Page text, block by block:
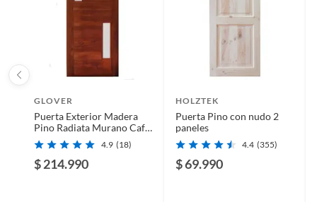
Complementa tu proyecto
interior y cerraduras de pomo. Las bisagras te asegurarán
puertas de interior te ofrecen una amplia variedad de
necesidades. Y las cerraduras de pomo, te darán la
estos elementos esenciales para un acabado profesional.
GLOVER
Puerta Exterior Madera
Pino Radiata Murano Café
Claro
4.9 (18)
$ 214.990
HOLZTEK
Puerta Pino con nudo 2
paneles
4.4 (355)
$ 69.990